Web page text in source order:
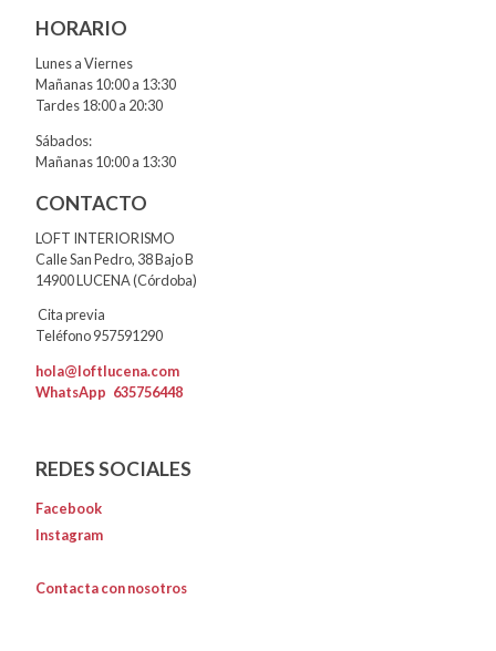
HORARIO
Lunes a Viernes
Mañanas 10:00 a 13:30
Tardes 18:00 a 20:30
Sábados:
Mañanas 10:00 a 13:30
CONTACTO
LOFT INTERIORISMO
Calle San Pedro, 38 Bajo B
14900 LUCENA (Córdoba)
Cita previa
Teléfono 957591290
hola@loftlucena.com
WhatsApp 635756448
REDES SOCIALES
Facebook
Instagram
Contacta con nosotros